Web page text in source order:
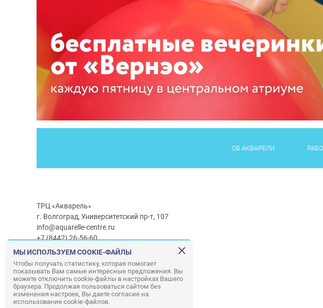
ОБ АКВАРЕЛИ
ТРЦ «Акварель»
г. Волгоград, Университетский пр-т, 107
info@aquarelle-centre.ru
+7 (8442) 26-56-60
Часы работы ТРЦ: с 10:00 до 22:00
Часы работы г/м Ашан:с 08:00 до 23:00
Часы работыг/мЛемана ПРО:с 08:00 до 22:00
Правила посещения ТРЦ «Акварель»
МЫ ИСПОЛЬЗУЕМ COOKIE-ФАЙЛЫ
Чтобы получать статистику, которая помогает
показывать Вам самые интересные предложения. Вы
можете отключить cookie-файлы в настройках Вашего
браузера. Продолжая пользоваться сайтом без
изменения настроек, Вы даете согласие на
использование cookie-файлов.